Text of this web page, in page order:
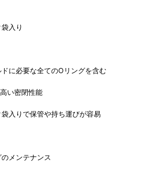
入り
に必要な全てのOリングを含む
い密閉性能
入りで保管や持ち運びが容易
メンテナンス